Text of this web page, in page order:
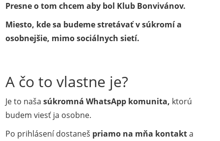
Presne o tom chcem aby bol Klub Bonvivánov.
Miesto, kde sa budeme stretávať v súkromí a
osobnejšie, mimo sociálnych sietí.
A čo to vlastne je?
Je to naša súkromná WhatsApp komunita, ktorú
budem viesť ja osobne.
Po prihlásení dostaneš priamo na mňa kontakta